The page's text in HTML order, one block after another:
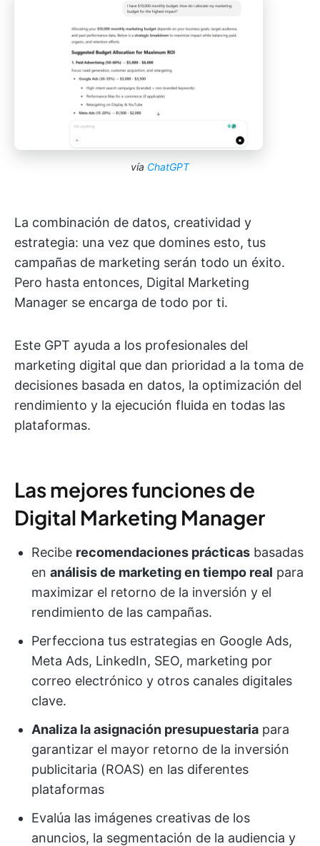
vía ChatGPT
La combinación de datos, creatividad y
estrategia: una vez que domines esto, tus
campañas de marketing serán todo un éxito.
Pero hasta entonces, Digital Marketing
Manager se encarga de todo por ti.
Este GPT ayuda a los profesionales del
marketing digital que dan prioridad a la toma de
decisiones basada en datos, la optimización del
rendimiento y la ejecución fluida en todas las
plataformas.
Las mejores funciones de
Digital Marketing Manager
Recibe recomendaciones prácticas basadas
en análisis de marketing en tiempo real para
maximizar el retorno de la inversión y el
rendimiento de las campañas.
Perfecciona tus estrategias en Google Ads,
Meta Ads, LinkedIn, SEO, marketing por
correo electrónico y otros canales digitales
clave.
Analiza la asignación presupuestaria para
garantizar el mayor retorno de la inversión
publicitaria (ROAS) en las diferentes
plataformas
Evalúa las imágenes creativas de los
anuncios, la segmentación de la audiencia y